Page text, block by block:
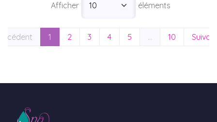
Afficher éléments
1 2 3 4 5 … 10